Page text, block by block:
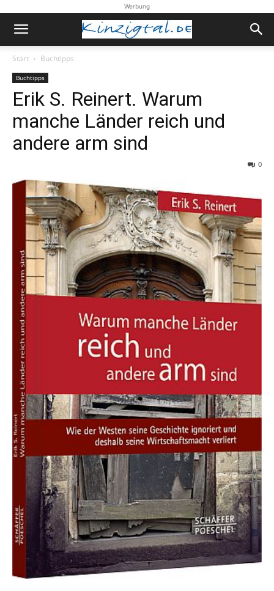
Werbung
Start Buchtipps
Buchtipps
Erik S. Reinert. Warum
manche Länder reich und
andere arm sind
0